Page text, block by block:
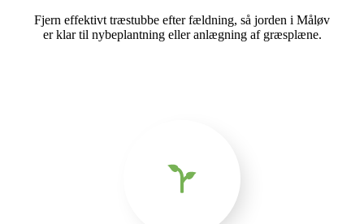
Fjern effektivt træstubbe efter fældning, så jorden i Måløv
er klar til nybeplantning eller anlægning af græsplæne.